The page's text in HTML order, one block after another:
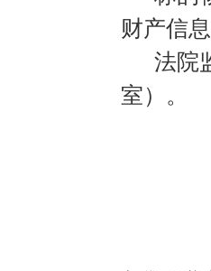
财产信
法院
室）。